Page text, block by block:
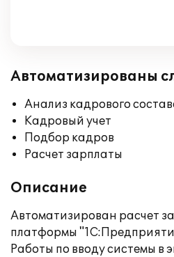
Автоматизированы
Анализ кадрового
Кадровый учет
Подбор кадров
Расчет зарплаты
Описание
Автоматизирован расчет
платформы
Работы по вводу системы в